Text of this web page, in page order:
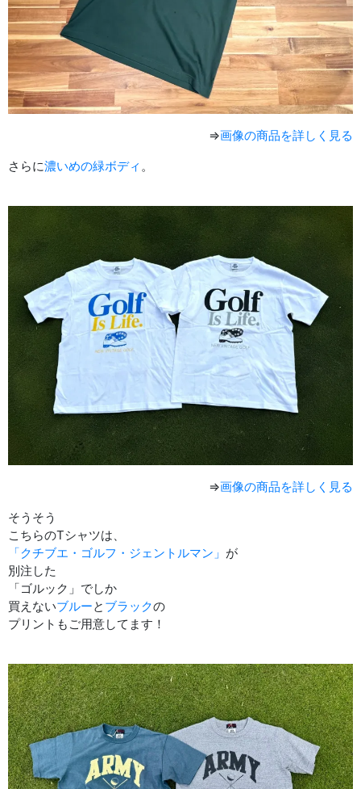
⇒画像の商品を詳しく見る
さらに濃いめの緑ボディ 。
⇒画像の商品を詳しく見る
そうそう
こちらのTシャツは、
「クチブエ・ゴルフ・ジェントルマン」 が
別注した
「ゴルック」でしか
買えないブルーと ブラックの
プリントもご用意してます！